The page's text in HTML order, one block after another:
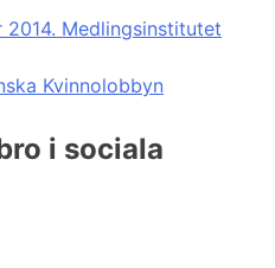
Medlingsinstitutet
Kvinnolobbyn
i sociala